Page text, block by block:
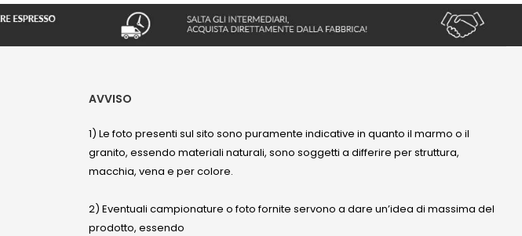
AVVISO
1) Le foto presenti sul sito sono puramente indicative in quanto il marmo o il
granito, essendo materiali naturali, sono soggetti a differire per struttura,
macchia, vena e per colore.
2) Eventuali campionature o foto fornite servono a dare un’idea di massima del
prodotto, essendo